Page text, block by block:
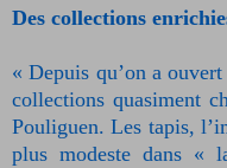
Des collections
« Depuis qu’on a
collections quasiment
Pouliguen. Les tapis,
plus modeste dans «